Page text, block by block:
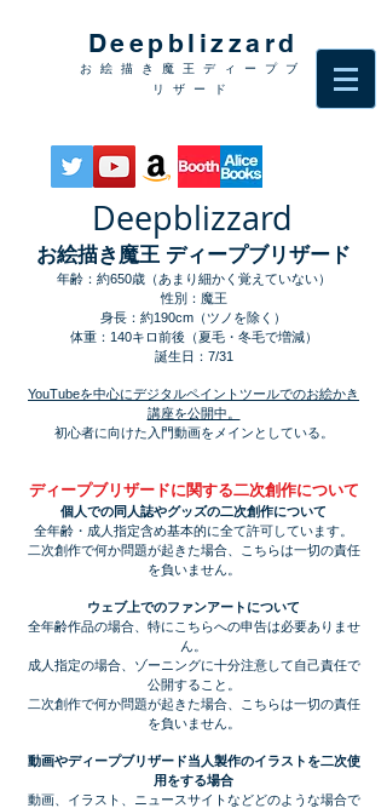
Deepblizzard
お絵描き魔王ディープブ
リザード
Deepblizzard
お絵描き魔王 ディープブリザード
年齢：約650歳（あまり細かく覚えていない）
性別：魔王
身長：約190cm（ツノを除く）
体重：140キロ前後（夏毛・冬毛で増減）
​誕生日：7/31
YouTubeを中心にデジタルペイントツールでのお絵かき
講座を公開中。
初心者に向けた入門動画をメインとしている。
ディープブリザードに関する二次創作について
個人での同人誌やグッズの二次創作について
全年齢・成人指定含め基本的に全て許可しています。
二次創作で何か問題が起きた場合、こちらは一切の責任
を負いません。
ウェブ上でのファンアートについて
全年齢作品の場合、特にこちらへの申告は必要ありませ
ん。
成人指定の場合、ゾーニングに十分注意して自己責任で
公開すること。
二次創作で何か問題が起きた場合、こちらは一切の責任
を負いません。
動画やディープブリザード当人製作のイラストを二次使
用をする場合
動画、イラスト、ニュースサイトなどどのような場合で